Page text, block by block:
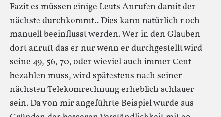
Fazit es müssen einige Leuts Anrufen damit der
nächste durchkommt.. Dies kann natürlich noch
manuell beeinflusst werden. Wer in den Glauben
dort anruft das er nur wenn er durchgestellt wird
seine 49, 56, 70, oder wieviel auch immer Cent
bezahlen muss, wird spätestens nach seiner
nächsten Telekomrechnung erheblich schlauer
sein. Da von mir angeführte Beispiel wurde aus